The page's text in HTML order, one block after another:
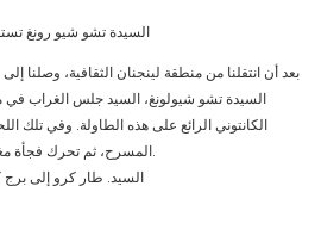
▲السيدة تشو شيو رونغ
بعد أن انتقلنا من منطقة لينجنان الثقافية، وصلنا
السيدة تشو شيولونغ، السيد جلس الغراب في
الكانتوني الرائع على هذه الطاولة. وفي تلك
المسرح، ثم تحرك فجأة مغني الأوبرا الكانتوني على المسرح.